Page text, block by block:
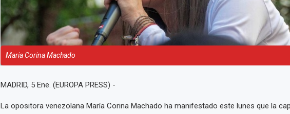
Maria Corina Machado
MADRID, 5 Ene. (EUROPA PRESS) -
La opositora venezolana María Corina Machado ha manifestado este lunes que la